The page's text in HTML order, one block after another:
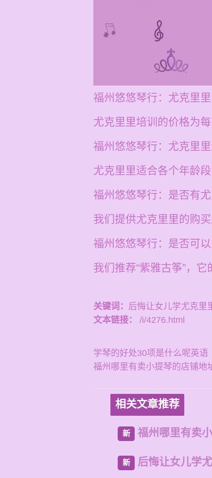
福州悠悠琴行：尤克里
尤克里里培训的价格为
福州悠悠琴行：尤克里
尤克里里适合各个年龄
福州悠悠琴行：是否有
我们提供尤克里里的购
福州悠悠琴行：是否可以
我们推荐“紫雅古筝”，
关键词： 后悔让女儿学尤克里
文本链接：
/i/4276.html
学琴的好处30项是什么呢英语
福州哪里有卖小提琴的店铺地
相关文章推荐
新 福州哪里有卖
新 后悔让女儿学